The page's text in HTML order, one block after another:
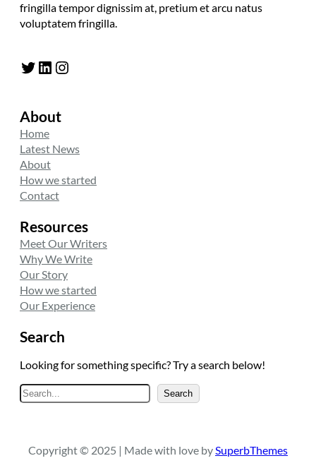
fringilla tempor dignissim at, pretium et arcu natus
voluptatem fringilla.
Twitter LinkedIn Instagram
About
Home
Latest News
About
How we started
Contact
Resources
Meet Our Writers
Why We Write
Our Story
How we started
Our Experience
Search
Looking for something specific? Try a search below!
A
r
Search
Copyright © 2025 | Made with love bySuperbThemes